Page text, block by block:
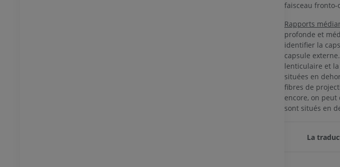
faisceau
Rapports
profonde et
identifier la
capsule
lenticulaire et
situées en
fibres de
encore, on
sont situés en
La